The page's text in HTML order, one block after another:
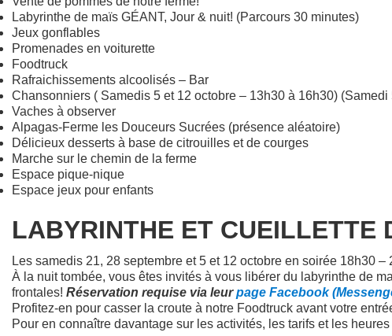
Labyrinthe de maïs GÉANT, Jour & nuit! (Parcours 30 minutes)
Jeux gonflables
Promenades en voiturette
Foodtruck
Rafraichissements alcoolisés – Bar
Chansonniers ( Samedis 5 et 12 octobre – 13h30 à 16h30)
Vaches à observer
Alpagas-Ferme les Douceurs Sucrées (présence aléatoire)
Délicieux desserts à base de citrouilles et de courges
Marche sur le chemin de la ferme
Espace pique-nique
Espace jeux pour enfants
LABYRINTHE ET
Les samedis 21, 28 septembre et 5 et 12 octobre en soirée 18h30 –
À la nuit tombée, vous êtes invités à vous libérer du labyrinthe de
frontales! Réservation requise via leurpage Facebook
Profitez-en pour casser la croute à notre Foodtruck avant votre
Pour en connaître davantage sur les activités, les tarifs et les